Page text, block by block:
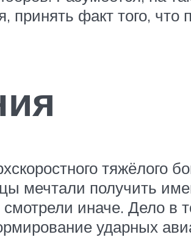
принять факт того, что
тяжёлого
мечтали получить
иначе. Дело в
ударных